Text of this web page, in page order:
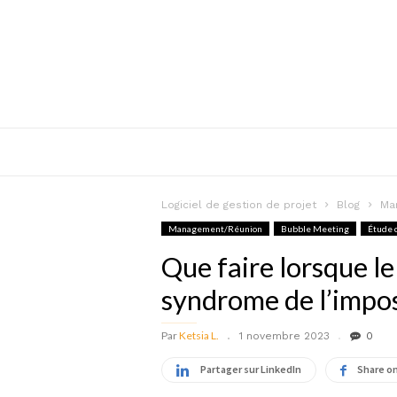
Logiciel de gestion de projet Blog
Management/Réunion Bubble Meeting Étude
Que faire lorsque
syndrome de
ParKetsia L. 1 novembre 2023 0
Partager sur LinkedIn Share